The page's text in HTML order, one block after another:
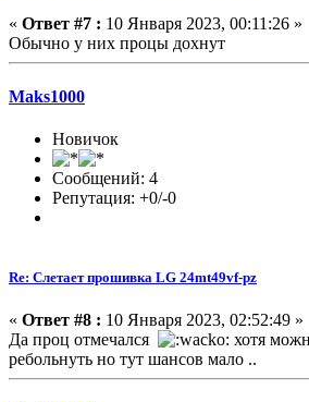
« Ответ #7 : 10 Января 2023, 00:11:26 »
Обычно у них процы дохнут
Maks1000
Новичок
Сообщений: 4
Репутация: +0/-0
Re: Слетает прошивка LG 24mt49vf-pz
« Ответ #8 : 10 Января 2023, 02:52:49 »
Да проц отмечался
хотя
ребольнуть но тут шансов мало ..